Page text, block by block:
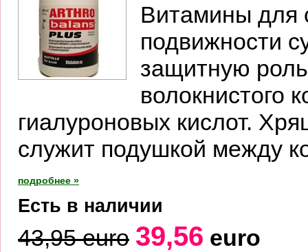
Витамины для
подвижности
защитную
волокнистого
гиалуроновых кислот.
служит подушкой между
подробнее »
Есть в наличии
43,95 euro 39,56 euro